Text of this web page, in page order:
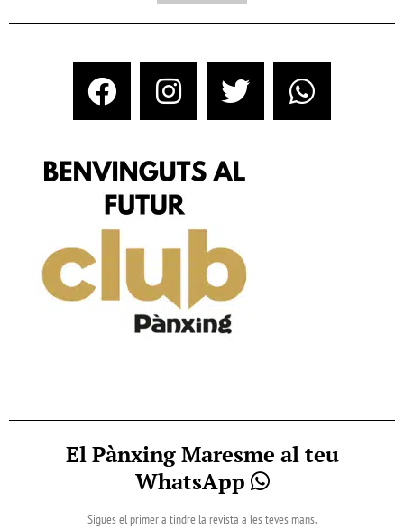
El Pànxing Maresme al teu
WhatsApp
Sigues el primer a tindre la revista a les teves mans.